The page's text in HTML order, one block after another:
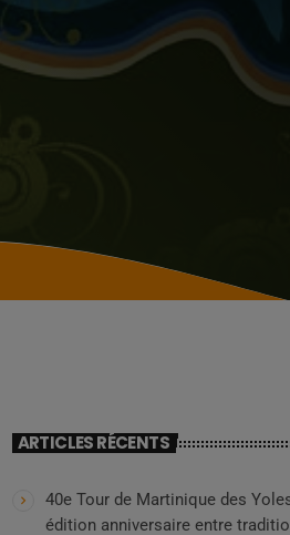
ARTICLES RÉCENTS
40e Tour de Martinique des
édition anniversaire entre